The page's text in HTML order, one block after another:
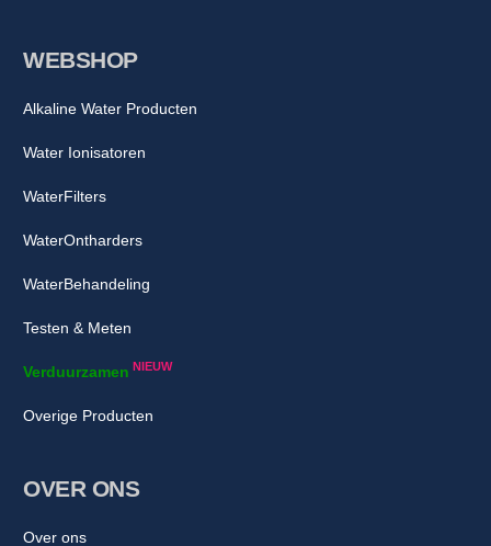
WEBSHOP
Alkaline Water Producten
Water Ionisatoren
WaterFilters
WaterOntharders
WaterBehandeling
Testen & Meten
Verduurzamen NIEUW
Overige Producten
OVER ONS
Over ons